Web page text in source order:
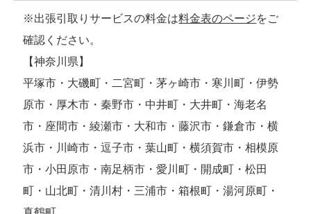
※出張引取りサービスの料金は料金表のページをご
確認ください。
【神奈川県】
平塚市・大磯町・二宮町・茅ヶ崎市・寒川町・伊勢
原市・厚木市・秦野市・中井町・大井町・海老名
市・座間市・綾瀬市・大和市・藤沢市・鎌倉市・横
浜市・川崎市・逗子市・葉山町・横須賀市・相模原
市・小田原市・南足柄市・愛川町・開成町・松田
町・山北町・清川村・三浦市・箱根町・湯河原町・